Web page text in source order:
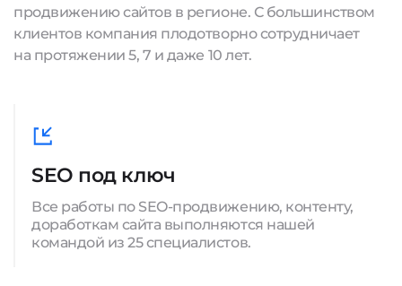
продвижению сайтов в регионе. С большинством
клиентов компания плодотворно сотрудничает
на протяжении 5, 7 и даже 10 лет.
SEO под ключ
Все работы по SEO-продвижению, контенту,
доработкам сайта выполняются нашей
командой из 25 специалистов.